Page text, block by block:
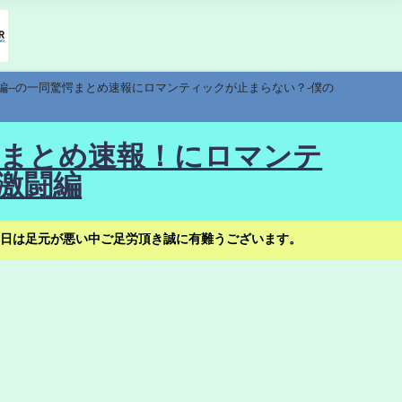
の一同驚愕まとめ速報にロマンティックが止まらない？-僕の
とめ速報！にロマンテ
闘編
足元が悪い中ご足労頂き誠に有難うございます。